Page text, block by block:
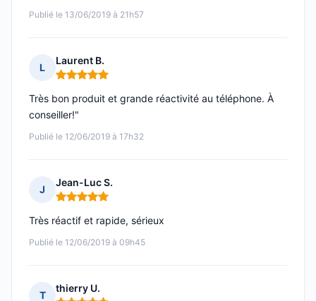
Publié le 13/06/2019 à 21h57
L
Laurent B.
Note : 5 sur 5
Publié le 12/06/2019 à 17h32
Très bon produit et grande réactivité au téléphone. À
conseiller!"
J
Jean-Luc S.
Note : 5 sur 5
Publié le 12/06/2019 à 09h45
Très réactif et rapide, sérieux
T
thierry U.